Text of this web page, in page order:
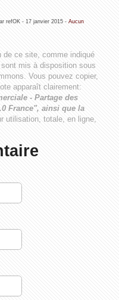
refOK - 17 janvier 2015- Aucun
de ce site, comme indiqué
mis à disposition sous
. Vous pouvez copier,
apparaît clairement:
- Partage des
France", ainsi que la
utilisation, totale, en ligne,